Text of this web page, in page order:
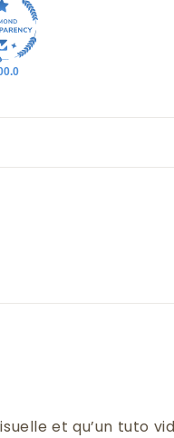
et qu’un tuto